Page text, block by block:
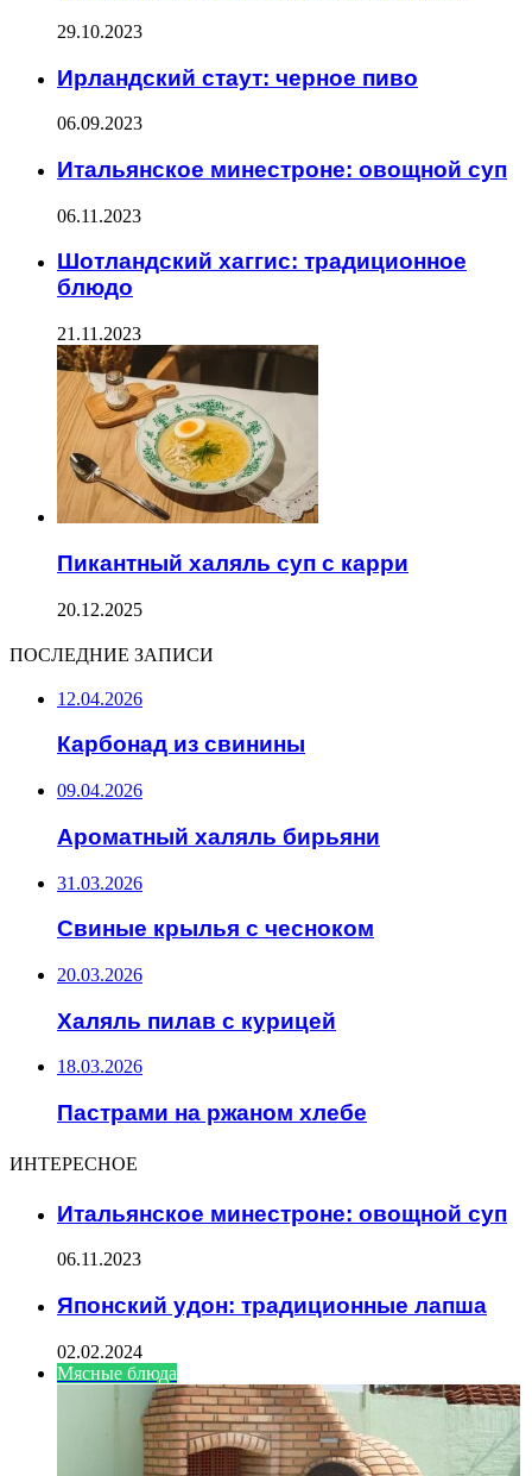
29.10.2023
Ирландский стаут: черное пиво
06.09.2023
Итальянское минестроне: овощной суп
06.11.2023
Шотландский хаггис: традиционное
блюдо
21.11.2023
Пикантный халяль суп с карри
20.12.2025
ПОСЛЕДНИЕ ЗАПИСИ
12.04.2026
Карбонад из свинины
09.04.2026
Ароматный халяль бирьяни
31.03.2026
Свиные крылья с чесноком
20.03.2026
Халяль пилав с курицей
18.03.2026
Пастрами на ржаном хлебе
ИНТЕРЕСНОЕ
Итальянское минестроне: овощной суп
06.11.2023
Японский удон: традиционные лапша
02.02.2024
Мясные блюда